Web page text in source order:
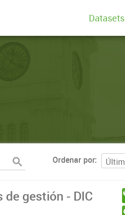
Datasets
Ordenar por
gestión - DIC